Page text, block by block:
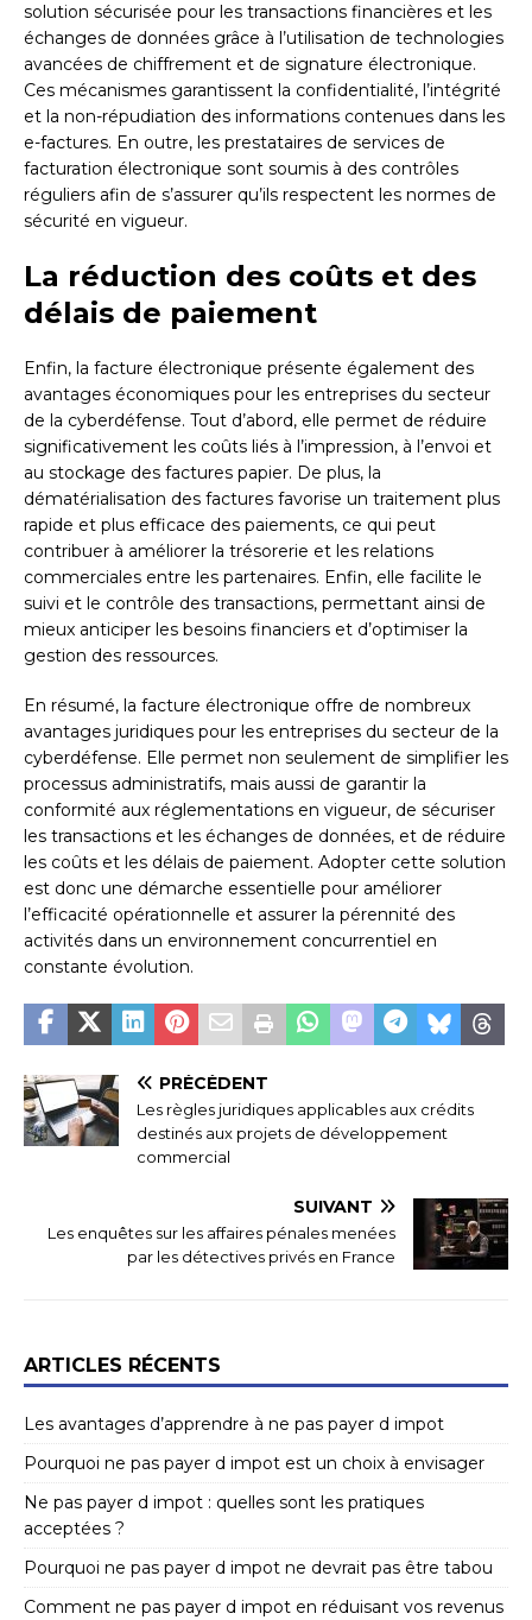
solution sécurisée pour les transactions financières et les
échanges de données grâce à l’utilisation de technologies
avancées de chiffrement et de signature électronique.
Ces mécanismes garantissent la confidentialité, l’intégrité
et la non-répudiation des informations contenues dans les
e-factures. En outre, les prestataires de services de
facturation électronique sont soumis à des contrôles
réguliers afin de s’assurer qu’ils respectent les normes de
sécurité en vigueur.
La réduction des coûts et des
délais de paiement
Enfin, la facture électronique présente également des
avantages économiques pour les entreprises du secteur
de la cyberdéfense. Tout d’abord, elle permet de réduire
significativement les coûts liés à l’impression, à l’envoi et
au stockage des factures papier. De plus, la
dématérialisation des factures favorise un traitement plus
rapide et plus efficace des paiements, ce qui peut
contribuer à améliorer la trésorerie et les relations
commerciales entre les partenaires. Enfin, elle facilite le
suivi et le contrôle des transactions, permettant ainsi de
mieux anticiper les besoins financiers et d’optimiser la
gestion des ressources.
En résumé, la facture électronique offre de nombreux
avantages juridiques pour les entreprises du secteur de la
cyberdéfense. Elle permet non seulement de simplifier les
processus administratifs, mais aussi de garantir la
conformité aux réglementations en vigueur, de sécuriser
les transactions et les échanges de données, et de réduire
les coûts et les délais de paiement. Adopter cette solution
est donc une démarche essentielle pour améliorer
l’efficacité opérationnelle et assurer la pérennité des
activités dans un environnement concurrentiel en
constante évolution.
PRÉCÉDENT
Les règles juridiques applicables aux crédits
destinés aux projets de développement
commercial
SUIVANT
Les enquêtes sur les affaires pénales menées
par les détectives privés en France
ARTICLES RÉCENTS
Les avantages d’apprendre à ne pas payer d impot
Pourquoi ne pas payer d impot est un choix à envisager
Ne pas payer d impot : quelles sont les pratiques
acceptées ?
Pourquoi ne pas payer d impot ne devrait pas être tabou
Comment ne pas payer d impot en réduisant vos revenus